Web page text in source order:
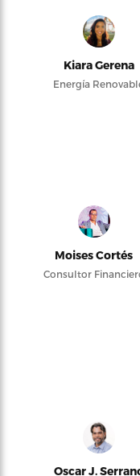
Kiara Gerena
Energía
Moises Cortés
Consultor
Oscar J.